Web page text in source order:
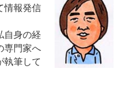
情報発信
自身の経
専門家へ
執筆して